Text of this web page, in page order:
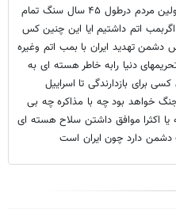
سراغ چی تو خرابه های ما می گرده مسولین مردم درطول ۴۵ سال سنگ تمام
اتم داشتیم ایا این چنین کس
تهدید ایران با بمب اتم وغیره
دنیا رابه خاطر هسته ای به
برای بازدارندگی تا اسراییل
خواهد بود چه با مذاکره چه بی
یا اکثرا موافق داشتن سلاح هسته ای
دارد چون ایران است